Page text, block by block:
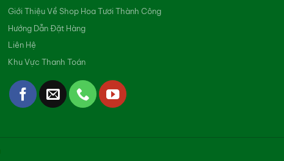
Giới Thiệu Về Shop Hoa Tươi Thành Công
Hướng Dẫn Đặt Hàng
Liên Hệ
Khu Vực Thanh Toán